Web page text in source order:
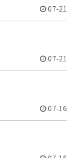
07-21
07-21
07-16